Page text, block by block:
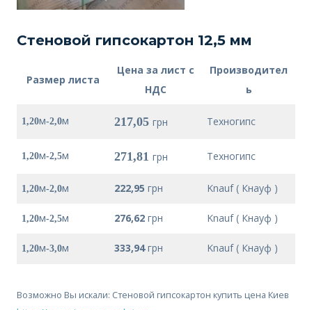
Стеновой гипсокартон 12,5 мм
Размер листа
Цена за лист с
НДС
Производител
ь
1,20м-2,0м 217,05 грн Техногипс
1,20м-2,5м 271,81 грн Техногипс
1,20м-2,0м 222,95 грн Knauf ( Кнауф )
1,20м-2,5м 276,62 грн Knauf ( Кнауф )
1,20м-3,0м 333,94грн Knauf ( Кнауф )
Возможно Вы искали: Cтеновой гипсокартон купить цена Киев